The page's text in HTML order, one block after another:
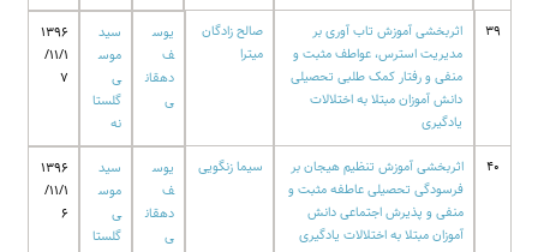
39
اثربخشی آموزش تاب آوری بر
مدیریت استرس، عواطف مثبت و
منفی و رفتار کمک طلبی تحصیلی
دانش آموزان مبتلا به اختلالات
یادگیری
صالح زادگان
میترا
یوس
ف
دهقان
ی
سید
موس
ی
گلستا
نه
1396
/11/1
7
40
اثربخشی آموزش تنظیم هیجان بر
فرسودگی تحصیلی عاطفه مثبت و
منفی و پذیرش اجتماعی دانش
آموزان مبتلا به اختلالات یادگیری
سیما زنگویی
یوس
ف
دهقان
ی
سید
موس
ی
گلستا
1396
/11/1
6